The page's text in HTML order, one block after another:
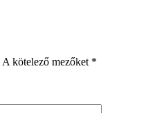
A kötelező mezőket *